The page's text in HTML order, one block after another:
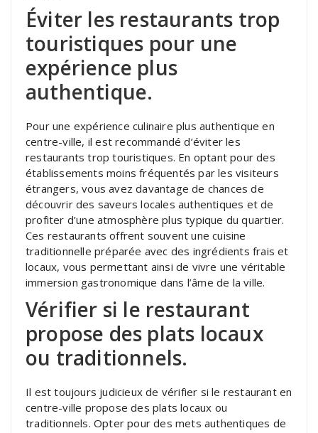
Éviter les restaurants trop
touristiques pour une
expérience plus
authentique.
Pour une expérience culinaire plus authentique en
centre-ville, il est recommandé d’éviter les
restaurants trop touristiques. En optant pour des
établissements moins fréquentés par les visiteurs
étrangers, vous avez davantage de chances de
découvrir des saveurs locales authentiques et de
profiter d’une atmosphère plus typique du quartier.
Ces restaurants offrent souvent une cuisine
traditionnelle préparée avec des ingrédients frais et
locaux, vous permettant ainsi de vivre une véritable
immersion gastronomique dans l’âme de la ville.
Vérifier si le restaurant
propose des plats locaux
ou traditionnels.
Il est toujours judicieux de vérifier si le restaurant en
centre-ville propose des plats locaux ou
traditionnels. Opter pour des mets authentiques de